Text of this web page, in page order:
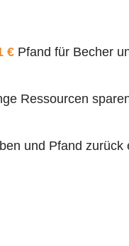
€ Pfand für Becher
Ressourcen
und Pfand zurück